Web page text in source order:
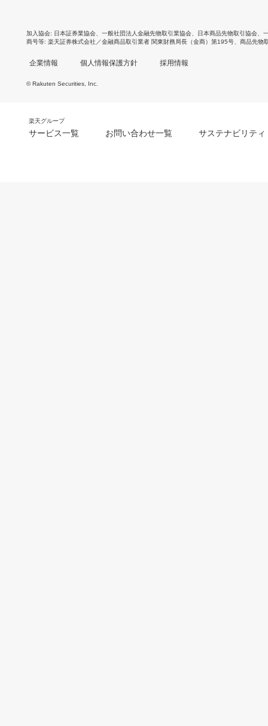
加入協会 日本証券業協会 一般社団法人金融先物取引業協会 日本商品先物取引協会
商号等 楽天証券株式会社／金融商品取引業者 関東財務局長（金商）第195号、商品先物
企業情報 個人情報保護方針 採用情報
© Rakuten Securities, Inc.
楽天グループ
サービス一覧 お問い合わせ一覧 サステナビリティ